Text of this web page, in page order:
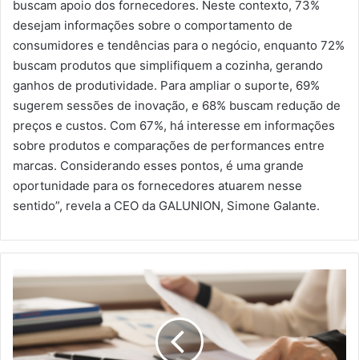
buscam apoio dos fornecedores. Neste contexto, 73%
desejam informações sobre o comportamento de
consumidores e tendências para o negócio, enquanto 72%
buscam produtos que simplifiquem a cozinha, gerando
ganhos de produtividade. Para ampliar o suporte, 69%
sugerem sessões de inovação, e 68% buscam redução de
preços e custos. Com 67%, há interesse em informações
sobre produtos e comparações de performances entre
marcas. Considerando esses pontos, é uma grande
oportunidade para os fornecedores atuarem nesse
sentido”, revela a CEO da GALUNION, Simone Galante.
Impacto
Novos
Hábitos
de